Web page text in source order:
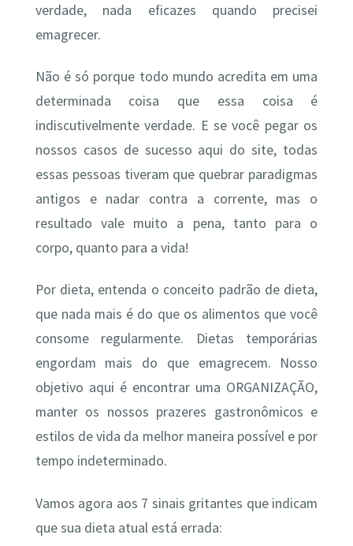
verdade, nada eficazes quando precisei
emagrecer.
Não é só porque todo mundo acredita em uma
determinada coisa que essa coisa é
indiscutivelmente verdade. E se você pegar os
nossos casos de sucesso aqui do site, todas
essas pessoas tiveram que quebrar paradigmas
antigos e nadar contra a corrente, mas o
resultado vale muito a pena, tanto para o
corpo, quanto para a vida!
Por dieta, entenda o conceito padrão de dieta,
que nada mais é do que os alimentos que você
consome regularmente. Dietas temporárias
engordam mais do que emagrecem. Nosso
objetivo aqui é encontrar uma ORGANIZAÇÃO,
manter os nossos prazeres gastronômicos e
estilos de vida da melhor maneira possível e por
tempo indeterminado.
Vamos agora aos 7 sinais gritantes que indicam
que sua dieta atual está errada: